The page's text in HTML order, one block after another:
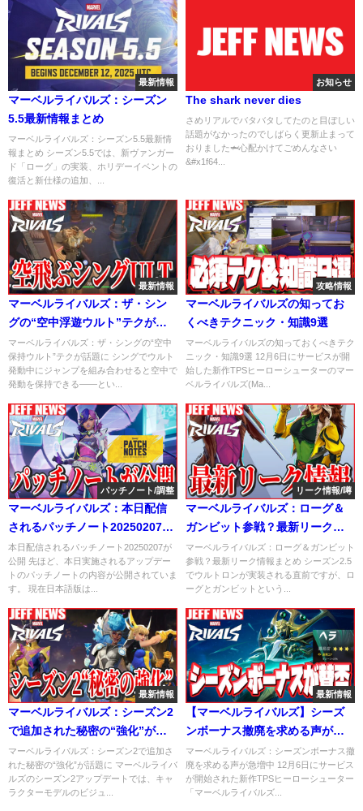
最新情報
マーベルライバルズ：シーズン
5.5最新情報まとめ
マーベルライバルズ：シーズン5.5最新情
報まとめ シーズン5.5では、新ヴァンガー
ド「ローグ」の実装、ホリデーイベントの
復活と新仕様の追加、...
お知らせ
The shark never dies
さめリアルでバタバタしてたのと目ぼしい
話題がなかったのでしばらく更新止まって
おりました🦈心配かけてごめんなさい
&#x1f64...
最新情報
マーベルライバルズ：ザ・シン
グの“空中浮遊ウルト”テクが話
題に
マーベルライバルズ：ザ・シングの“空中
保持ウルト”テクが話題に シングでウルト
発動中にジャンプを組み合わせると空中で
発動を保持できる――とい...
攻略情報
マーベルライバルズの知ってお
くべきテクニック・知識9選
マーベルライバルズの知っておくべきテク
ニック・知識9選 12月6日にサービスが開
始した新作TPSヒーローシューターのマー
ベルライバルズ(Ma...
パッチノート/調整
マーベルライバルズ：本日配信
されるパッチノート20250207が
公開
本日配信されるパッチノート20250207が
公開 先ほど、本日実施されるアップデー
トのパッチノートの内容が公開されていま
す。 現在日本語版は...
リーク情報/噂
マーベルライバルズ：ローグ＆
ガンビット参戦？最新リーク情
報まとめ
マーベルライバルズ：ローグ＆ガンビット
参戦？最新リーク情報まとめ シーズン2.5
でウルトロンが実装される直前ですが、ロ
ーグとガンビットという...
最新情報
マーベルライバルズ：シーズン2
で追加された秘密の“強化”が話
題に
マーベルライバルズ：シーズン2で追加さ
れた秘密の“強化”が話題に マーベルライバ
ルズのシーズン2アップデートでは、キャ
ラクターモデルのビジュ...
最新情報
【マーベルライバルズ】シーズ
ンボーナス撤廃を求める声が急
増。仕様と問題点を解説
マーベルライバルズ：シーズンボーナス撤
廃を求める声が急増中 12月6日にサービス
が開始された新作TPSヒーローシューター
「マーベルライバルズ...